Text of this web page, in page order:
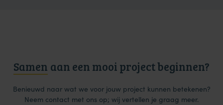
Samen aan een mooi project beginnen?
Benieuwd naar wat we voor jouw project kunnen betekenen?
Neem contact met ons op; wij vertellen je graag meer.